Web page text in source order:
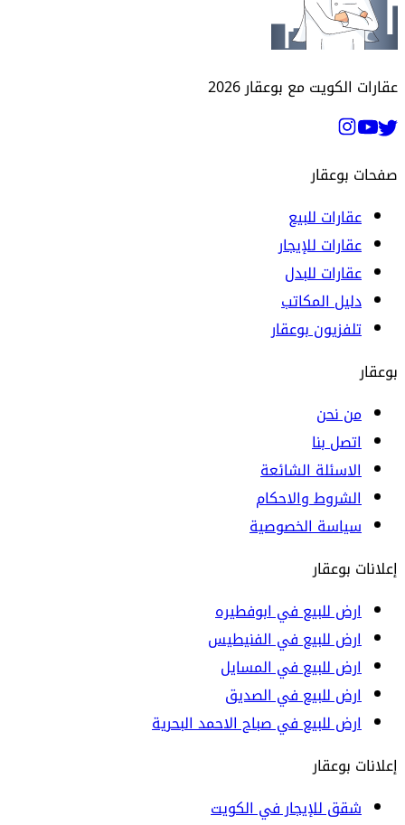
عقارات الكويت مع بوعقار2026
صفحات بوعقار
عقارات للبيع
عقارات للإيجار
عقارات للبدل
دليل المكاتب
تلفزيون بوعقار
بوعقار
من نحن
اتصل بنا
الاسئلة الشائعة
الشروط والاحكام
سياسة الخصوصية
إعلانات بوعقار
ارض للبيع في ابوفطيره
ارض للبيع في الفنيطيس
ارض للبيع في المسايل
ارض للبيع في الصديق
ارض للبيع في صباح الاحمد البحرية
إعلانات بوعقار
شقق للإيجار في الكويت